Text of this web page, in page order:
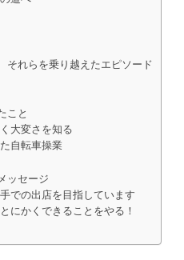
それらを乗り越えたエピソード
こと
大変さを知る
自転車操業
ッセージ
での出店を目指しています
にかくできることをやる！